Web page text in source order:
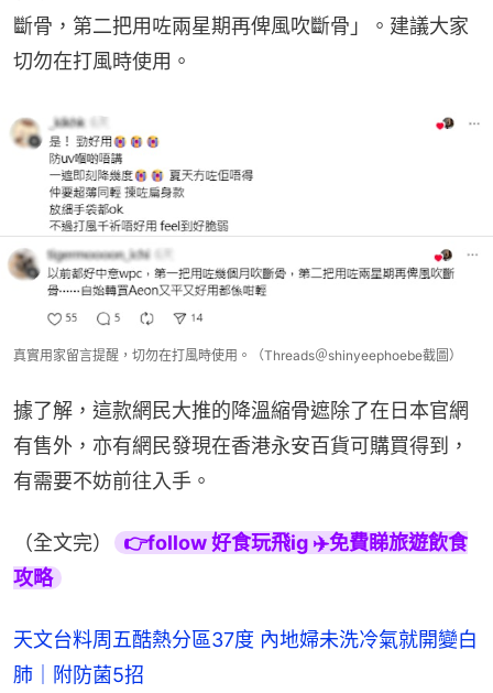
斷骨，第二把用咗兩星期再俾風吹斷骨」。建議大家
切勿在打風時使用。
真實用家留言提醒，切勿在打風時使用。（Threads＠shinyeephoebe截圖）
據了解，這款網民大推的降溫縮骨遮除了在日本官網
有售外，亦有網民發現在香港永安百貨可購買得到，
有需要不妨前往入手。
（全文完）
👉follow 好食玩飛ig ✈️免費睇旅遊飲食
攻略
天文台料周五酷熱分區37度 內地婦未洗冷氣就開變白
肺｜附防菌5招